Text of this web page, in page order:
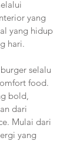
yang
yang hidup
hari.
selalu
food.
bold,
dari
Mulai dari
yang